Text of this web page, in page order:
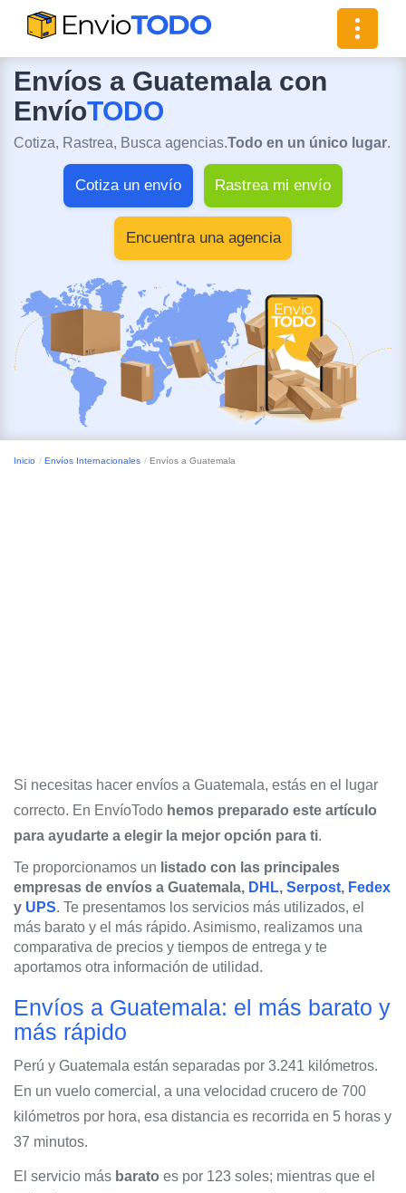
Toggle
Envíos a Guatemala con
EnvíoTODO
Cotiza, Rastrea, Busca agencias.Todo en un único lugar.
Cotiza un envío Rastrea mi envío
Encuentra una agencia
Inicio Envíos Internacionales Envíos a Guatemala
Si necesitas hacer envíos a Guatemala, estás en el lugar
correcto. En EnvíoTodo hemos preparado este artículo
para ayudarte a elegir la mejor opción para ti.
Te proporcionamos un listado con las principales
empresas de envíos a Guatemala, DHL, Serpost, Fedex
y UPS. Te presentamos los servicios más utilizados, el
más barato y el más rápido. Asimismo, realizamos una
comparativa de precios y tiempos de entrega y te
aportamos otra información de utilidad.
Envíos a Guatemala: el más barato y
más rápido
Perú y Guatemala están separadas por 3.241 kilómetros.
En un vuelo comercial, a una velocidad crucero de 700
kilómetros por hora, esa distancia es recorrida en 5 horas y
37 minutos.
El servicio más barato es por 123 soles; mientras que el